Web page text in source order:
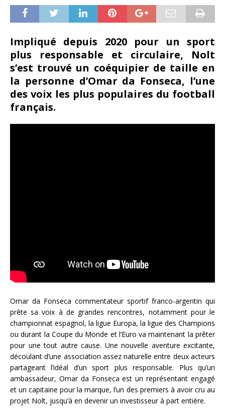
Impliqué depuis 2020 pour un sport
plus responsable et circulaire, Nolt
s’est trouvé un coéquipier de taille en
la personne d’Omar da Fonseca, l’une
des voix les plus populaires du football
français.
Omar da Fonseca commentateur sportif franco-argentin qui
prête sa voix à de grandes rencontres, notamment pour le
championnat espagnol, la ligue Europa, la ligue des Champions
ou durant la Coupe du Monde et l’Euro va maintenant la prêter
pour une tout autre cause. Une nouvelle aventure excitante,
découlant d’une association assez naturelle entre deux acteurs
partageant l’idéal d’un sport plus responsable. Plus qu’un
ambassadeur, Omar da Fonseca est un représentant engagé
et un capitaine pour la marque, l’un des premiers à avoir cru au
projet Nolt, jusqu’à en devenir un investisseur à part entière.